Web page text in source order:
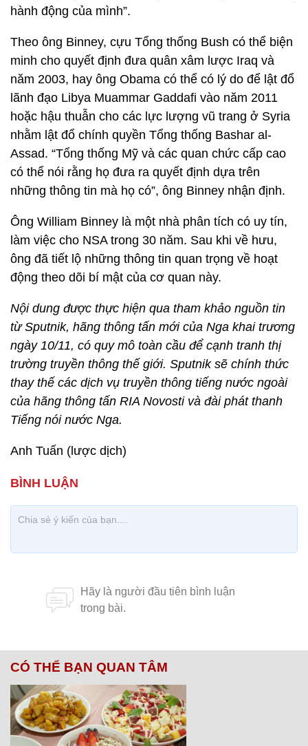
hành động của mình”.
Theo ông Binney, cựu Tổng thống Bush có thể biện
minh cho quyết định đưa quân xâm lược Iraq và
năm 2003, hay ông Obama có thể có lý do để lật đổ
lãnh đạo Libya Muammar Gaddafi vào năm 2011
hoặc hậu thuẫn cho các lực lượng vũ trang ở Syria
nhằm lật đổ chính quyền Tổng thống Bashar al-
Assad. “Tổng thống Mỹ và các quan chức cấp cao
có thể nói rằng họ đưa ra quyết định dựa trên
những thông tin mà họ có”, ông Binney nhận định.
Ông William Binney là một nhà phân tích có uy tín,
làm việc cho NSA trong 30 năm. Sau khi về hưu,
ông đã tiết lộ những thông tin quan trọng về hoạt
động theo dõi bí mật của cơ quan này.
Nội dung được thực hiện qua tham khảo nguồn tin
từ Sputnik, hãng thông tấn mới của Nga khai trương
ngày 10/11, có quy mô toàn cầu để cạnh tranh thị
trường truyền thông thế giới. Sputnik sẽ chính thức
thay thế các dịch vụ truyền thông tiếng nước ngoài
của hãng thông tấn RIA Novosti và đài phát thanh
Tiếng nói nước Nga.
Anh Tuấn (lược dịch)
CÓ THỂ BẠN QUAN TÂM